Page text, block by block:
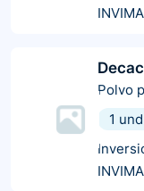
Polvo
1 und